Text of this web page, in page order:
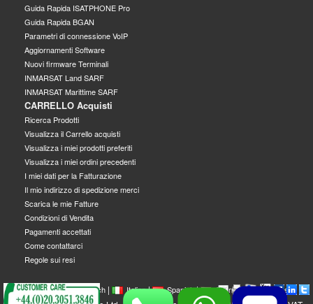
Guida Rapida ISATPHONE Pro
Guida Rapida BGAN
Parametri di connessione VoIP
Aggiornamenti Software
Nuovi firmware Terminali
INMARSAT Land SARF
INMARSAT Marittime SARF
CARRELLO Acquisti
Ricerca Prodotti
Visualizza il Carrello acquisti
Visualizza i miei prodotti preferiti
Visualizza i miei ordini precedenti
I miei dati per la Fatturazione
Il mio indirizzo di spedizione merci
Scarica le mie Fatture
Condizioni di Vendita
Pagamenti accettati
Come contattarci
Regole sui resi
| English| French| Italian| Spanish| German| Swedish|